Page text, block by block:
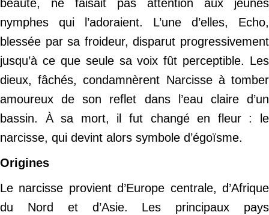
beauté, ne faisait pas attention aux jeunes
nymphes qui l’adoraient. L’une d’elles, Echo,
blessée par sa froideur, disparut progressivement
jusqu’à ce que seule sa voix fût perceptible. Les
dieux, fâchés, condamnèrent Narcisse à tomber
amoureux de son reflet dans l’eau claire d’un
bassin. À sa mort, il fut changé en fleur : le
narcisse, qui devint alors symbole d’égoïsme.
Origines
Le narcisse provient d’Europe centrale, d’Afrique
du Nord et d’Asie. Les principaux pays